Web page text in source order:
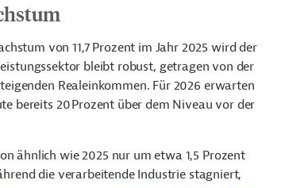
von 11,7 Prozent im Jahr 2025 wird der
bleibt robust, getragen von der
Realeinkommen. Für 2026 erwarten
bereits 20 Prozent über dem Niveau vor der
ähnlich wie 2025 nur um etwa 1,5 Prozent
die verarbeitende Industrie stagniert,